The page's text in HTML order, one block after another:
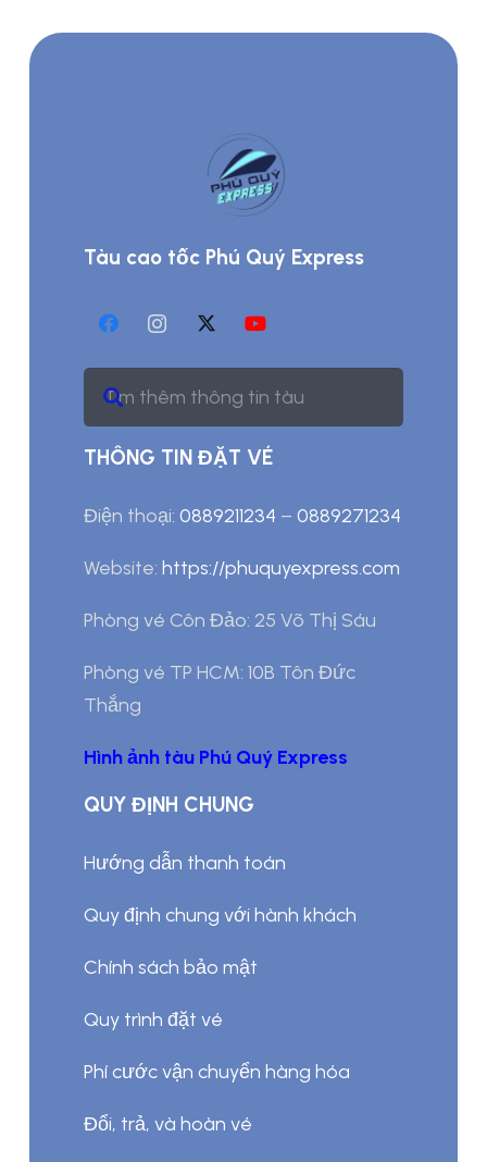
Tàu cao tốc Phú Quý Express
THÔNG TIN ĐẶT VÉ
Điện thoại: 0889211234 – 0889271234
Website: https://phuquyexpress.com
Phòng vé Côn Đảo: 25 Võ Thị Sáu
Phòng vé TP HCM: 10B Tôn Đức
Thắng
Hình ảnh tàu Phú Quý Express
QUY ĐỊNH CHUNG
Hướng dẫn thanh toán
Quy định chung với hành khách
Chính sách bảo mật
Quy trình đặt vé
Phí cước vận chuyển hàng hóa
Đổi, trả, và hoàn vé